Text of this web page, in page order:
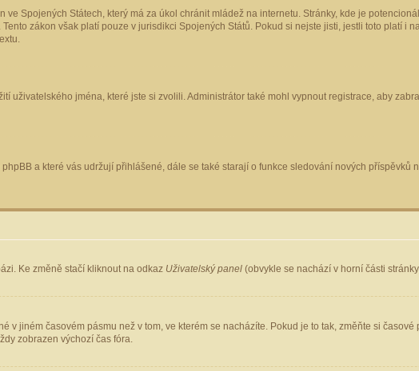
Spojených Státech, který má za úkol chránit mládež na internetu. Stránky, kde je
zákon však platí pouze v jurisdikci Spojených Států. Pokud si nejste jisti, jestli toto platí i
uživatelského jména, které jste si zvolili. Administrátor také mohl vypnout registrace, aby
a které vás udržují přihlášené, dále se také starají o funkce sledování nových
Ke změně stačí kliknout na odkaz Uživatelský panel (obvykle se nachází v horní části
v jiném časovém pásmu než v tom, ve kterém se nacházíte. Pokud je to tak, změňte si
zobrazen výchozí čas fóra.